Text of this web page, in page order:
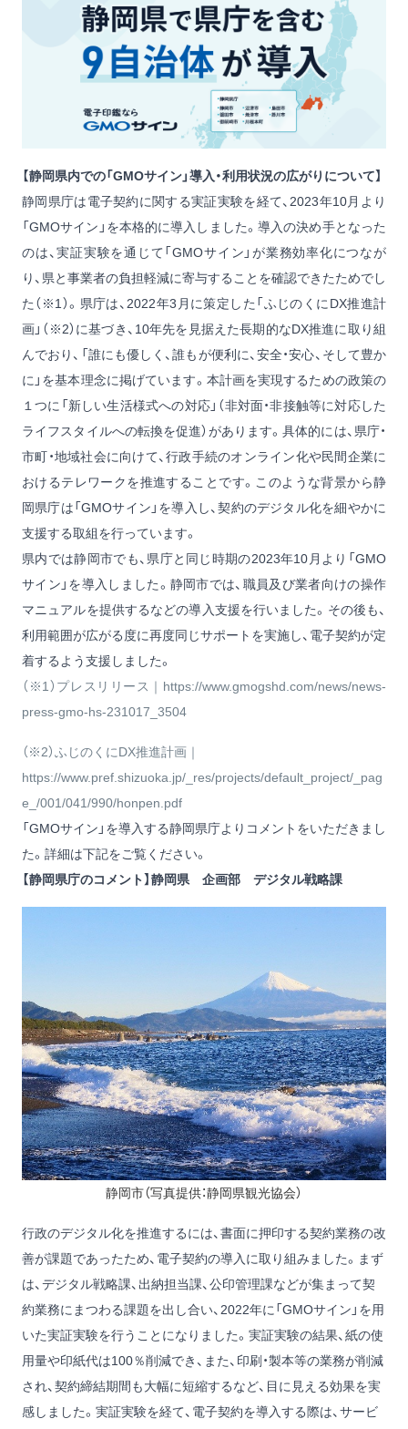
【静岡県内での「GMOサイン」導入・利用状況の広がりについて】
静岡県庁は電子契約に関する実証実験を経て、2023年10月より
「GMOサイン」を本格的に導入しました。導入の決め手となった
のは、実証実験を通じて「GMOサイン」が業務効率化につなが
り、県と事業者の負担軽減に寄与することを確認できたためでし
た（※1）。県庁は、2022年3月に策定した「ふじのくにDX推進計
画」（※2）に基づき、10年先を見据えた長期的なDX推進に取り組
んでおり、「誰にも優しく、誰もが便利に、安全・安心、そして豊か
に」を基本理念に掲げています。本計画を実現するための政策の
１つに「新しい生活様式への対応」（非対面・非接触等に対応した
ライフスタイルへの転換を促進）があります。具体的には、県庁・
市町・地域社会に向けて、行政手続のオンライン化や民間企業に
おけるテレワークを推進することです。このような背景から静
岡県庁は「GMOサイン」を導入し、契約のデジタル化を細やかに
支援する取組を行っています。
県内では静岡市でも、県庁と同じ時期の2023年10月より「GMO
サイン」を導入しました。静岡市では、職員及び業者向けの操作
マニュアルを提供するなどの導入支援を行いました。その後も、
利用範囲が広がる度に再度同じサポートを実施し、電子契約が定
着するよう支援しました。
（※1）プレスリリース｜ https://www.gmogshd.com/news/news-
press-gmo-hs-231017_3504
（※2）ふじのくにDX推進計画｜
https://www.pref.shizuoka.jp/_res/projects/default_project/_pag
e_/001/041/990/honpen.pdf
「GMOサイン」を導入する静岡県庁よりコメントをいただきまし
た。詳細は下記をご覧ください。
【静岡県庁のコメント】静岡県 企画部 デジタル戦略課
静岡市（写真提供：静岡県観光協会）
行政のデジタル化を推進するには、書面に押印する契約業務の改
善が課題であったため、電子契約の導入に取り組みました。まず
は、デジタル戦略課、出納担当課、公印管理課などが集まって契
約業務にまつわる課題を出し合い、2022年に「GMOサイン」を用
いた実証実験を行うことになりました。実証実験の結果、紙の使
用量や印紙代は100％削減でき、また、印刷・製本等の業務が削減
され、契約締結期間も大幅に短縮するなど、目に見える効果を実
感しました。実証実験を経て、電子契約を導入する際は、サービ